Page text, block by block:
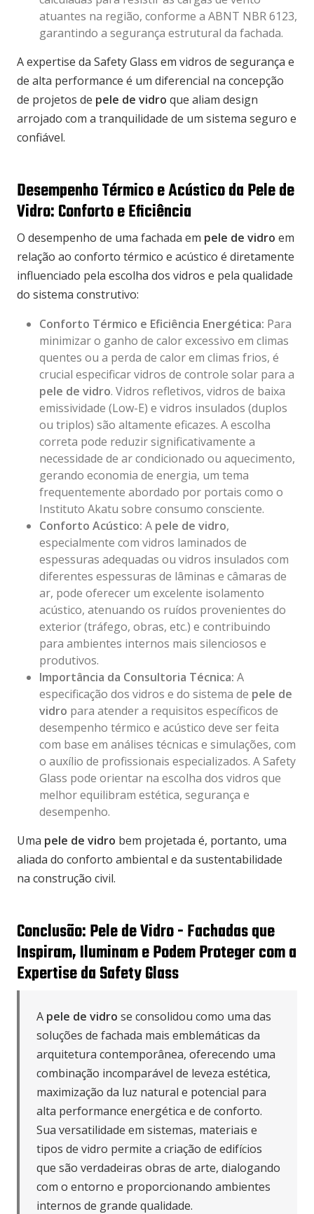
atuantes na região, conforme a ABNT NBR 6123,
garantindo a segurança estrutural da fachada.
A expertise da Safety Glass em vidros de segurança e
de alta performance é um diferencial na concepção
de projetos de pele de vidro que aliam design
arrojado com a tranquilidade de um sistema seguro e
confiável.
Desempenho Térmico e Acústico da Pele de
Vidro: Conforto e Eficiência
O desempenho de uma fachada em pele de vidro em
relação ao conforto térmico e acústico é diretamente
influenciado pela escolha dos vidros e pela qualidade
do sistema construtivo:
Conforto Térmico e Eficiência Energética: Para
minimizar o ganho de calor excessivo em climas
quentes ou a perda de calor em climas frios, é
crucial especificar vidros de controle solar para a
pele de vidro. Vidros refletivos, vidros de baixa
emissividade (Low-E) e vidros insulados (duplos
ou triplos) são altamente eficazes. A escolha
correta pode reduzir significativamente a
necessidade de ar condicionado ou aquecimento,
gerando economia de energia, um tema
frequentemente abordado por portais como o
Instituto Akatu sobre consumo consciente.
Conforto Acústico: A pele de vidro,
especialmente com vidros laminados de
espessuras adequadas ou vidros insulados com
diferentes espessuras de lâminas e câmaras de
ar, pode oferecer um excelente isolamento
acústico, atenuando os ruídos provenientes do
exterior (tráfego, obras, etc.) e contribuindo
para ambientes internos mais silenciosos e
produtivos.
Importância da Consultoria Técnica: A
especificação dos vidros e do sistema de pele de
vidro para atender a requisitos específicos de
desempenho térmico e acústico deve ser feita
com base em análises técnicas e simulações, com
o auxílio de profissionais especializados. A Safety
Glass pode orientar na escolha dos vidros que
melhor equilibram estética, segurança e
desempenho.
Uma pele de vidro bem projetada é, portanto, uma
aliada do conforto ambiental e da sustentabilidade
na construção civil.
Conclusão: Pele de Vidro - Fachadas que
Inspiram, Iluminam e Podem Proteger com a
Expertise da Safety Glass
A pele de vidro se consolidou como uma das
soluções de fachada mais emblemáticas da
arquitetura contemporânea, oferecendo uma
combinação incomparável de leveza estética,
maximização da luz natural e potencial para
alta performance energética e de conforto.
Sua versatilidade em sistemas, materiais e
tipos de vidro permite a criação de edifícios
que são verdadeiras obras de arte, dialogando
com o entorno e proporcionando ambientes
internos de grande qualidade.